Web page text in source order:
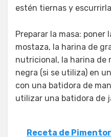
estén tiernas y
Preparar la masa: poner
mostaza, la harina de
nutricional, la harina de
negra (si se utiliza) en
con una batidora de
utilizar una batidora de
Receta de